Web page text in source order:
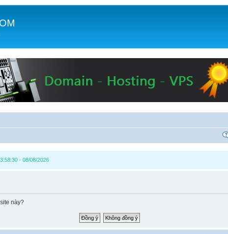
- 08/08/2026
này?